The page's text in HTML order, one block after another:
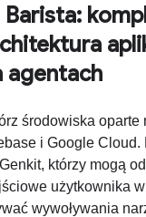
Barista:
agentach
środowiska oparte
i Google
którzy mogą
użytkownika
wywoływania